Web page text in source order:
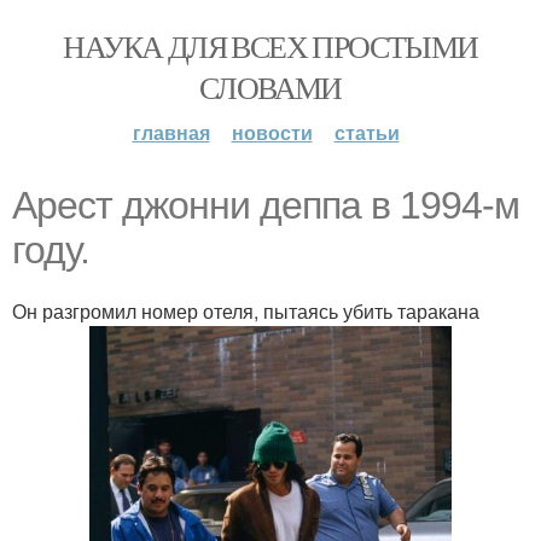
НАУКА ДЛЯ ВСЕХ ПРОСТЫМИ
СЛОВАМИ
главная новости статьи
Арест джонни деппа в 1994-м
году.
Он разгромил номер отеля, пытаясь убить таракана